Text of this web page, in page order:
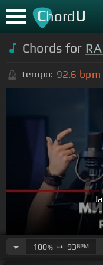
ChordU
Chords for
Tempo: 92.6 bpm
100%➙ 93BPM